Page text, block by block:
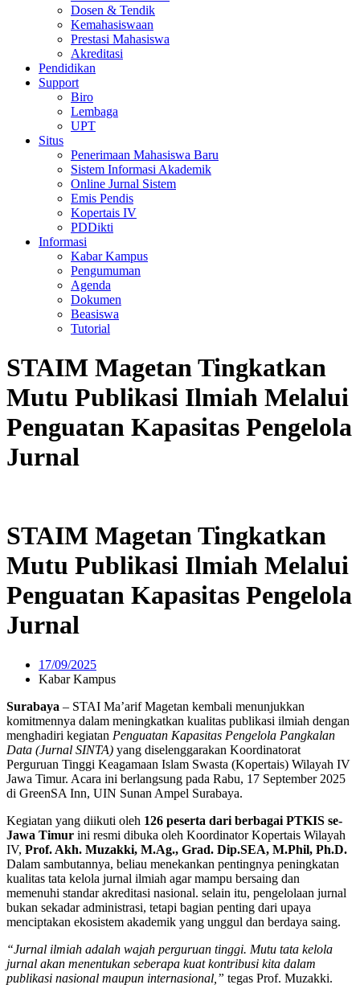
Dosen & Tendik
Kemahasiswaan
Prestasi Mahasiswa
Akreditasi
Pendidikan
Support
Biro
Lembaga
UPT
Situs
Penerimaan Mahasiswa Baru
Sistem Informasi Akademik
Online Jurnal Sistem
Emis Pendis
Kopertais IV
PDDikti
Informasi
Kabar Kampus
Pengumuman
Agenda
Dokumen
Beasiswa
Tutorial
STAIM Magetan Tingkatkan
Mutu Publikasi Ilmiah Melalui
Penguatan Kapasitas Pengelola
Jurnal
STAIM Magetan Tingkatkan
Mutu Publikasi Ilmiah Melalui
Penguatan Kapasitas Pengelola
Jurnal
17/09/2025
Kabar Kampus
Surabaya – STAI Ma’arif Magetan kembali menunjukkan
komitmennya dalam meningkatkan kualitas publikasi ilmiah dengan
menghadiri kegiatan Penguatan Kapasitas Pengelola Pangkalan
Data (Jurnal SINTA) yang diselenggarakan Koordinatorat
Perguruan Tinggi Keagamaan Islam Swasta (Kopertais) Wilayah IV
Jawa Timur. Acara ini berlangsung pada Rabu, 17 September 2025
di GreenSA Inn, UIN Sunan Ampel Surabaya.
Kegiatan yang diikuti oleh 126 peserta dari berbagai PTKIS se-
Jawa Timur ini resmi dibuka oleh Koordinator Kopertais Wilayah
IV, Prof. Akh. Muzakki, M.Ag., Grad. Dip.SEA, M.Phil, Ph.D.
Dalam sambutannya, beliau menekankan pentingnya peningkatan
kualitas tata kelola jurnal ilmiah agar mampu bersaing dan
memenuhi standar akreditasi nasional. selain itu, pengelolaan jurnal
bukan sekadar administrasi, tetapi bagian penting dari upaya
menciptakan ekosistem akademik yang unggul dan berdaya saing.
“Jurnal ilmiah adalah wajah perguruan tinggi. Mutu tata kelola
jurnal akan menentukan seberapa kuat kontribusi kita dalam
publikasi nasional maupun internasional,” tegas Prof. Muzakki.